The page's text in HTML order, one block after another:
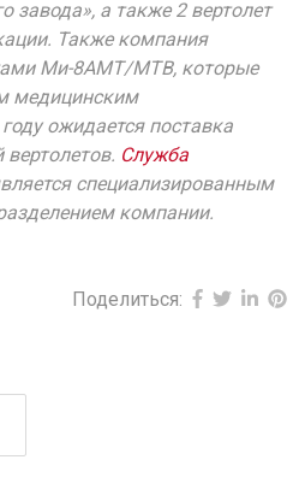
завода», а также 2 вертолет
Также компания
Ми-8АМТ/МТВ, которые
медицинским
ожидается поставка
Служба
специализированным
компании.
Поделиться: